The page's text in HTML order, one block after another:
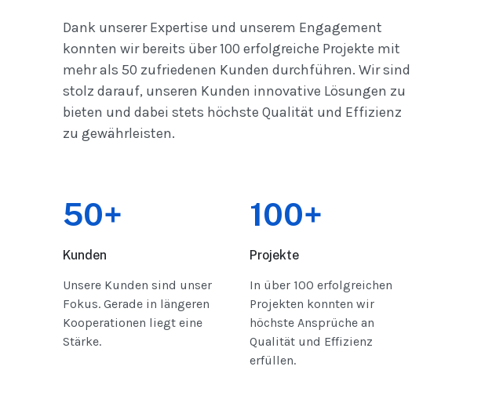
Dank unserer Expertise und unserem Engagement
konnten wir bereits über 100 erfolgreiche Projekte mit
mehr als 50 zufriedenen Kunden durchführen. Wir sind
stolz darauf, unseren Kunden innovative Lösungen zu
bieten und dabei stets höchste Qualität und Effizienz
zu gewährleisten.
50+
Kunden
Unsere Kunden sind unser
Fokus. Gerade in längeren
Kooperationen liegt eine
Stärke.
100+
Projekte
In über 100 erfolgreichen
Projekten konnten wir
höchste Ansprüche an
Qualität und Effizienz
erfüllen.